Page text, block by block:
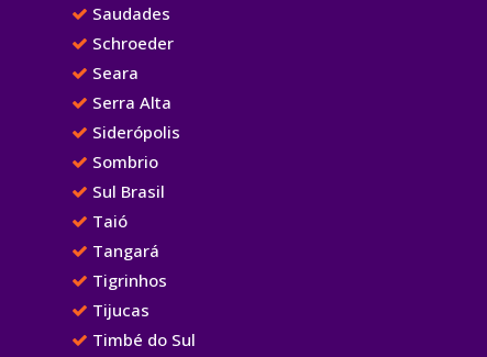
Saudades
Schroeder
Seara
Serra Alta
Siderópolis
Sombrio
Sul Brasil
Taió
Tangará
Tigrinhos
Tijucas
Timbé do Sul